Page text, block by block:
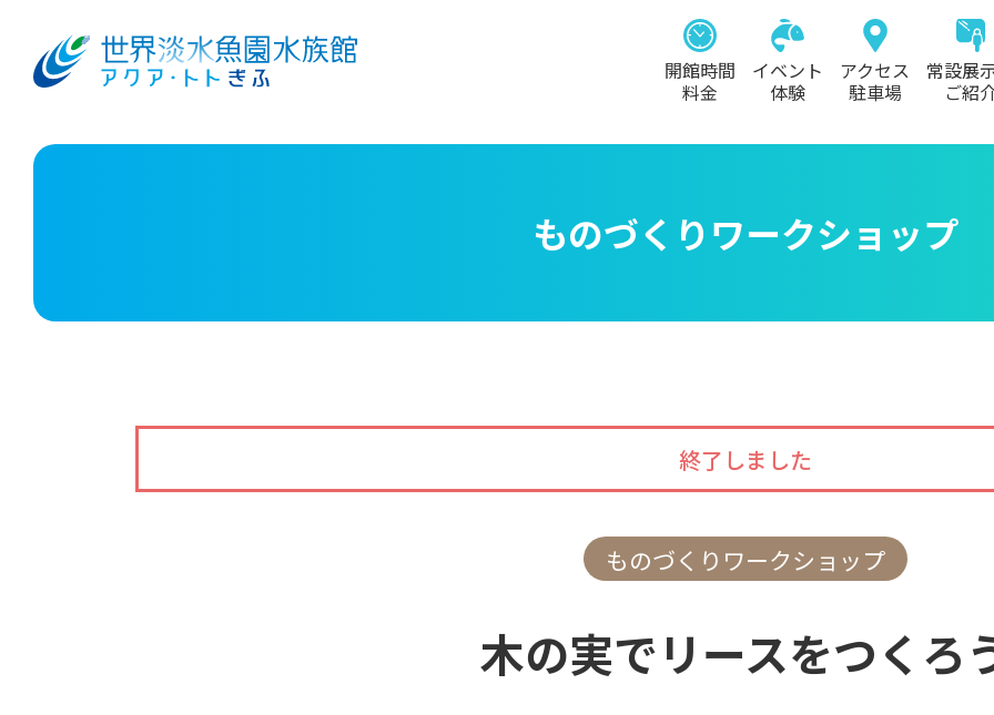
開館時間
料金
イベント
体験
アクセス
駐車場
常設展
ご紹
ものづくりワークショップ
ものづくりワークショップ
木の実でリースをつくろ